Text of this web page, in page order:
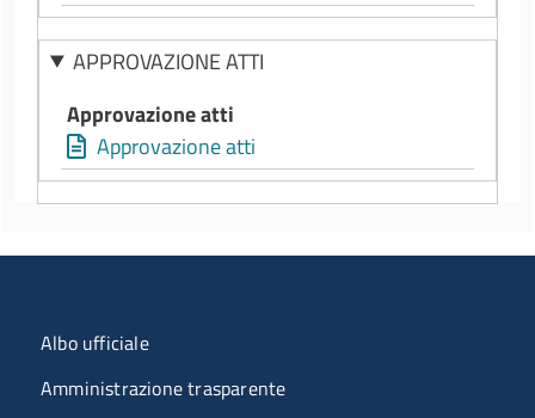
APPROVAZIONE ATTI
Approvazione atti
Approvazione atti
Menu organizzazione
Albo ufficiale
Amministrazione trasparente